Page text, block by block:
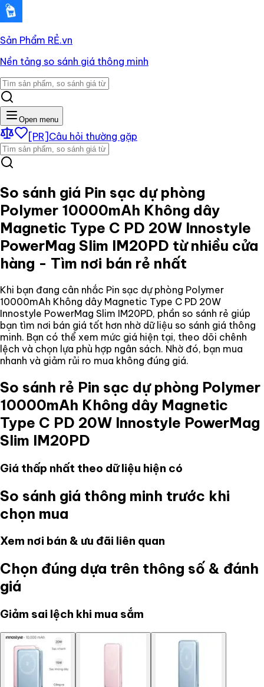
Sản Phẩm RẺ.vn
Nền tảng so sánh giá thông minh
Open menu
[PR] Câu hỏi thường gặp
So sánh giá Pin sạc dự phòng
Polymer 10000mAh Không dây
Magnetic Type C PD 20W Innostyle
PowerMag Slim IM20PD từ nhiều cửa
hàng - Tìm nơi bán rẻ nhất
Khi bạn đang cân nhắc Pin sạc dự phòng Polymer
10000mAh Không dây Magnetic Type C PD 20W
Innostyle PowerMag Slim IM20PD, phần so sánh rẻ giúp
bạn tìm nơi bán giá tốt hơn nhờ dữ liệu so sánh giá thông
minh. Bạn có thể xem mức giá hiện tại, theo dõi chênh
lệch và chọn lựa phù hợp ngân sách. Nhờ đó, bạn mua
nhanh và giảm rủi ro mua không đúng giá.
So sánh rẻ Pin sạc dự phòng Polymer
10000mAh Không dây Magnetic
Type C PD 20W Innostyle PowerMag
Slim IM20PD
Giá thấp nhất theo dữ liệu hiện có
So sánh giá thông minh trước khi
chọn mua
Xem nơi bán & ưu đãi liên quan
Chọn đúng dựa trên thông số & đánh
giá
Giảm sai lệch khi mua sắm